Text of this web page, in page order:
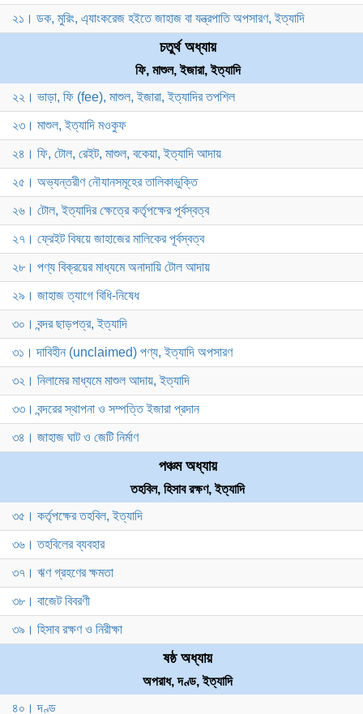
২১। ডক, মুরিং, এ্যাংকরেজ হইতে জাহাজ বা যন্ত্রপাতি অপসারণ, ইত্যাদি
চতুর্থ অধ্যায়
ফি, মাশুল, ইজারা, ইত্যাদি
২২। ভাড়া, ফি (fee), মাশুল, ইজারা, ইত্যাদির তপশিল
২৩। মাশুল, ইত্যাদি মওকুফ
২৪। ফি, টোল, রেইট, মাশুল, বকেয়া, ইত্যাদি আদায়
২৫। অভ্যন্তরীণ নৌযানসমূহের তালিকাভুক্তি
২৬। টোল, ইত্যাদির ক্ষেত্রে কর্তৃপক্ষের পূর্বস্বত্ব
২৭। ফ্রেইট বিষয়ে জাহাজের মালিকের পূর্বস্বত্ব
২৮। পণ্য বিক্রয়ের মাধ্যমে অনাদায়ি টোল আদায়
২৯। জাহাজ ত্যাগে বিধি-নিষেধ
৩০। বন্দর ছাড়পত্র, ইত্যাদি
৩১। দাবিহীন (unclaimed) পণ্য, ইত্যাদি অপসারণ
৩২। নিলামের মাধ্যমে মাশুল আদায়, ইত্যাদি
৩৩। বন্দরের স্থাপনা ও সম্পত্তি ইজারা প্রদান
৩৪। জাহাজ ঘাট ও জেটি নির্মাণ
পঞ্চম অধ্যায়
তহবিল, হিসাব রক্ষণ, ইত্যাদি
৩৫। কর্তৃপক্ষের তহবিল, ইত্যাদি
৩৬। তহবিলের ব্যবহার
৩৭। ঋণ গ্রহণের ক্ষমতা
৩৮। বাজেট বিবরণী
৩৯। হিসাব রক্ষণ ও নিরীক্ষা
ষষ্ঠ অধ্যায়
অপরাধ, দণ্ড, ইত্যাদি
৪০। দণ্ড